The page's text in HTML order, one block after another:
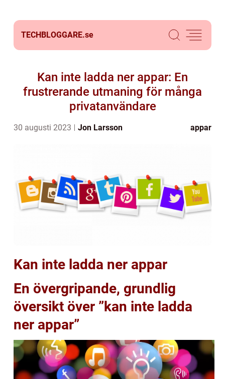
TECHBLOGGARE.se
Kan inte ladda ner appar: En
frustrerande utmaning för många
privatanvändare
30 augusti 2023 Jon Larsson appar
Kan inte ladda ner appar
En övergripande, grundlig
översikt över ”kan inte ladda
ner appar”